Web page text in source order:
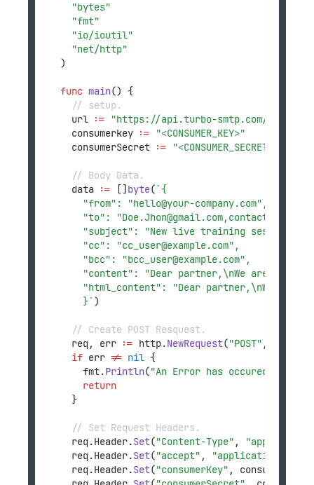
"bytes"
"fmt"
"io/ioutil"
"net/http"
)
func main() {
// setup.
	url
:=
"https://api.turbo-smtp.com/api/v2/
	consumerkey
:=
"<CONSUMER_KEY>"
	consumerSecret
:= "<CONSUMER_SECRET>"
// Body Data.
	data
:= [] byte(`{
		"from": "hello@your-company.com",
"to":
		"subject": "New live training session",
		"cc": "cc_user@example.com",
		"bcc": "bcc_user@example.com",
"content": "Dear partner,\nWe are
"html_content": "Dear partner,\nWe are
		}`
)
// Create POST Resquest.
	req, err
:= http.NewRequest("POST" , url,
if err != nil {
		fmt.
Println("An Error has occured:"
return
	}
// Set Request Headers.
	req.Header.
Set("Content-Type" ,
	req.Header.
Set("accept" , "application/json"
	req.Header.
Set("consumerKey" , consumerkey)